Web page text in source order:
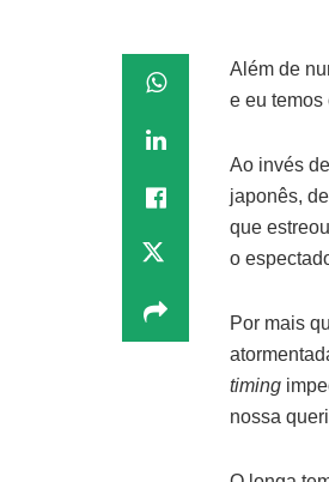
Além de
e eu temos
Ao invés
japonês,
que
o
Por mais
timing
nossa